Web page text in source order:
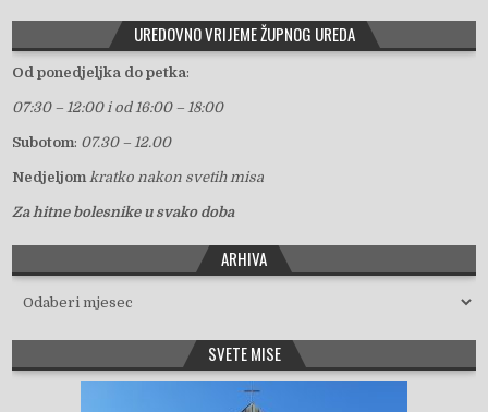
UREDOVNO VRIJEME ŽUPNOG UREDA
Od ponedjeljka do petka:
07:30 – 12:00 i od 16:00 – 18:00
Subotom: 07.30 – 12.00
Nedjeljom kratko nakon svetih misa
Za hitne bolesnike u svako doba
ARHIVA
Arhiva
SVETE MISE